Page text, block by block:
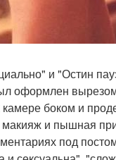
и "Остин
оформлен
боком и
и пышная
под